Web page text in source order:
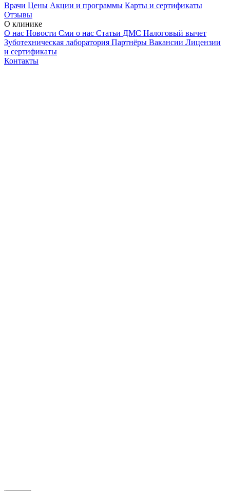
Врачи Цены Акции и программы Карты и сертификаты
Отзывы
О клинике
О нас Новости Сми о нас Статьи ДМС Налоговый вычет
Зуботехническая лаборатория Партнёры Вакансии Лицензии
и сертификаты
Контакты